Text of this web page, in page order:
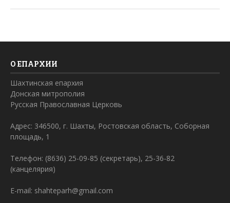
О ЕПАРХИИ
Шахтинская епархия
Донская митрополия
Русская Православная Церковь
Адрес: 346500, г. Шахты, Ростовская область, Соборная
площадь, 1
Телефон: (8636) 25-09-85 (секретарь), 25-36-82
(канцелярия)
E-mail: shahteparh@gmail.com